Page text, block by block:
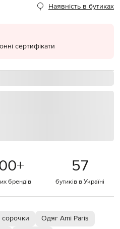
Наявність в бутиках
сертифікати
+
брендів
57
бутиків в Україні
сорочки
Одяг Ami Paris